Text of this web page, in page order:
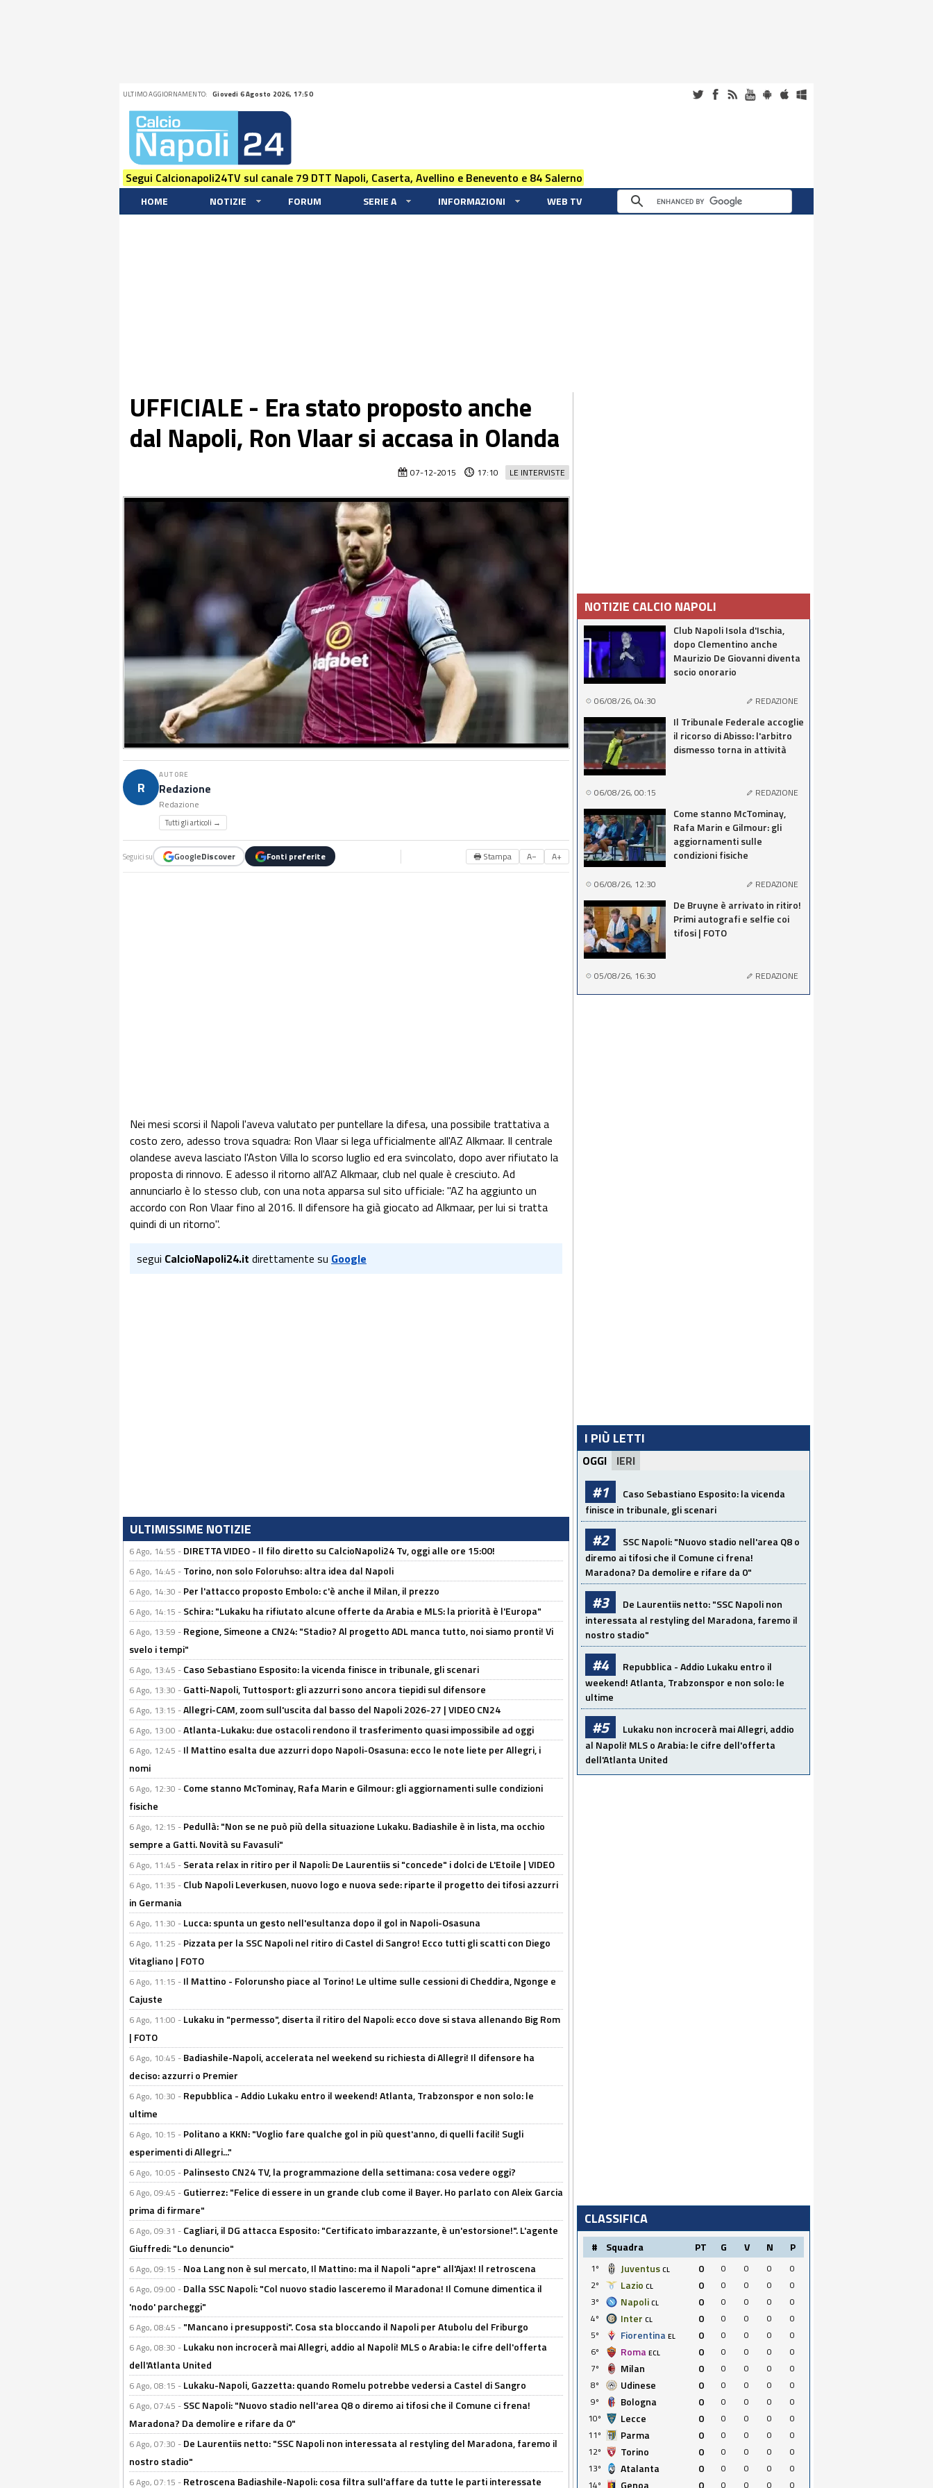
ULTIMO AGGIORNAMENTO: Giovedi 6 Agosto 2026, 17:50
Segui Calcionapoli24TV sul canale 79 DTT Napoli, Caserta, Avellino e Benevento e 84 Salerno
HOME NOTIZIE FORUM SERIE A INFORMAZIONI WEB TV
UFFICIALE - Era stato proposto anche
dal Napoli, Ron Vlaar si accasa in Olanda
LE INTERVISTE
07-12-2015 17:10
R
AUTORE
Redazione
Redazione
Tutti gli articoli →
Seguici su GoogleDiscover Fonti preferite 🖶 Stampa A− A+
Nei mesi scorsi il Napoli l'aveva valutato per puntellare la difesa, una possibile trattativa a
costo zero, adesso trova squadra: Ron Vlaar si lega ufficialmente all'AZ Alkmaar. Il centrale
olandese aveva lasciato l'Aston Villa lo scorso luglio ed era svincolato, dopo aver rifiutato la
proposta di rinnovo. E adesso il ritorno all'AZ Alkmaar, club nel quale è cresciuto. Ad
annunciarlo è lo stesso club, con una nota apparsa sul sito ufficiale: "AZ ha aggiunto un
accordo con Ron Vlaar fino al 2016. Il difensore ha già giocato ad Alkmaar, per lui si tratta
quindi di un ritorno".
segui CalcioNapoli24.it direttamente su Google
ULTIMISSIME NOTIZIE
6 Ago, 14:55 - DIRETTA VIDEO - Il filo diretto su CalcioNapoli24 Tv, oggi alle ore 15:00!
6 Ago, 14:45 - Torino, non solo Foloruhso: altra idea dal Napoli
6 Ago, 14:30 - Per l'attacco proposto Embolo: c'è anche il Milan, il prezzo
6 Ago, 14:15 - Schira: "Lukaku ha rifiutato alcune offerte da Arabia e MLS: la priorità è l'Europa"
6 Ago, 13:59 - Regione, Simeone a CN24: "Stadio? Al progetto ADL manca tutto, noi siamo pronti! Vi
svelo i tempi"
6 Ago, 13:45 - Caso Sebastiano Esposito: la vicenda finisce in tribunale, gli scenari
6 Ago, 13:30 - Gatti-Napoli, Tuttosport: gli azzurri sono ancora tiepidi sul difensore
6 Ago, 13:15 -Allegri-CAM, zoom sull'uscita dal basso del Napoli 2026-27 | VIDEO CN24
6 Ago, 13:00 -Atlanta-Lukaku: due ostacoli rendono il trasferimento quasi impossibile ad oggi
6 Ago, 12:45 - Il Mattino esalta due azzurri dopo Napoli-Osasuna: ecco le note liete per Allegri, i
nomi
6 Ago, 12:30 - Come stanno McTominay, Rafa Marin e Gilmour: gli aggiornamenti sulle condizioni
fisiche
6 Ago, 12:15 - Pedullà: "Non se ne può più della situazione Lukaku. Badiashile è in lista, ma occhio
sempre a Gatti. Novità su Favasuli"
6 Ago, 11:45 - Serata relax in ritiro per il Napoli: De Laurentiis si "concede" i dolci de L'Etoile | VIDEO
6 Ago, 11:35 - Club Napoli Leverkusen, nuovo logo e nuova sede: riparte il progetto dei tifosi azzurri
in Germania
6 Ago, 11:30 - Lucca: spunta un gesto nell'esultanza dopo il gol in Napoli-Osasuna
6 Ago, 11:25 - Pizzata per la SSC Napoli nel ritiro di Castel di Sangro! Ecco tutti gli scatti con Diego
Vitagliano | FOTO
6 Ago, 11:15 - Il Mattino - Folorunsho piace al Torino! Le ultime sulle cessioni di Cheddira, Ngonge e
Cajuste
6 Ago, 11:00 - Lukaku in "permesso", diserta il ritiro del Napoli: ecco dove si stava allenando Big Rom
| FOTO
6 Ago, 10:45 - Badiashile-Napoli, accelerata nel weekend su richiesta di Allegri! Il difensore ha
deciso: azzurri o Premier
6 Ago, 10:30 - Repubblica - Addio Lukaku entro il weekend! Atlanta, Trabzonspor e non solo: le
ultime
6 Ago, 10:15 - Politano a KKN: "Voglio fare qualche gol in più quest'anno, di quelli facili! Sugli
esperimenti di Allegri..."
6 Ago, 10:05 - Palinsesto CN24 TV, la programmazione della settimana: cosa vedere oggi?
6 Ago, 09:45 - Gutierrez: "Felice di essere in un grande club come il Bayer. Ho parlato con Aleix Garcia
prima di firmare"
6 Ago, 09:31 - Cagliari, il DG attacca Esposito: "Certificato imbarazzante, è un'estorsione!". L'agente
Giuffredi: "Lo denuncio"
6 Ago, 09:15 - Noa Lang non è sul mercato, Il Mattino: ma il Napoli "apre" all'Ajax! Il retroscena
6 Ago, 09:00 - Dalla SSC Napoli: "Col nuovo stadio lasceremo il Maradona! Il Comune dimentica il
'nodo' parcheggi"
6 Ago, 08:45 - "Mancano i presupposti". Cosa sta bloccando il Napoli per Atubolu del Friburgo
6 Ago, 08:30 - Lukaku non incrocerà mai Allegri, addio al Napoli! MLS o Arabia: le cifre dell'offerta
dell'Atlanta United
6 Ago, 08:15 - Lukaku-Napoli, Gazzetta: quando Romelu potrebbe vedersi a Castel di Sangro
6 Ago, 07:45 - SSC Napoli: "Nuovo stadio nell'area Q8 o diremo ai tifosi che il Comune ci frena!
Maradona? Da demolire e rifare da 0"
6 Ago, 07:30 - De Laurentiis netto: "SSC Napoli non interessata al restyling del Maradona, faremo il
nostro stadio"
6 Ago, 07:15 - Retroscena Badiashile-Napoli: cosa filtra sull'affare da tutte le parti interessate
NOTIZIE CALCIO NAPOLI
Club Napoli Isola d'Ischia,
dopo Clementino anche
Maurizio De Giovanni diventa
socio onorario
06/08/26, 04:30 REDAZIONE
Il Tribunale Federale accoglie
il ricorso di Abisso: l'arbitro
dismesso torna in attività
06/08/26, 00:15 REDAZIONE
Come stanno McTominay,
Rafa Marin e Gilmour: gli
aggiornamenti sulle
condizioni fisiche
06/08/26, 12:30 REDAZIONE
De Bruyne è arrivato in ritiro!
Primi autografi e selfie coi
tifosi | FOTO
05/08/26, 16:30 REDAZIONE
I PIÙ LETTI
OGGI IERI
#1
Caso Sebastiano Esposito: la vicenda
finisce in tribunale, gli scenari
#2
SSC Napoli: "Nuovo stadio nell'area Q8 o
diremo ai tifosi che il Comune ci frena!
Maradona? Da demolire e rifare da 0"
#3
De Laurentiis netto: "SSC Napoli non
interessata al restyling del Maradona, faremo il
nostro stadio"
#4
Repubblica - Addio Lukaku entro il
weekend! Atlanta, Trabzonspor e non solo: le
ultime
#5
Lukaku non incrocerà mai Allegri, addio
al Napoli! MLS o Arabia: le cifre dell'offerta
dell'Atlanta United
CLASSIFICA
# Squadra PT G V N P
1º Juventus CL 0 0 0 0
0
2º
Lazio CL 0 0 0 0
0
3º
Napoli CL 0 0 0 0
0
4º
Inter CL 0 0 0 0
0
5º
Fiorentina EL 0 0 0 0
0
6º
Roma ECL 0 0 0 0
0
7º
Milan 0 0 0 0
0
8º
Udinese 0 0 0 0
0
9º
Bologna 0 0 0 0
0
10º
Lecce 0 0 0 0
0
11º
Parma 0 0 0 0
0
12º
Torino 0 0 0 0
0
13º
Atalanta 0 0 0 0
0
14º
Genoa 0 0 0 0 0